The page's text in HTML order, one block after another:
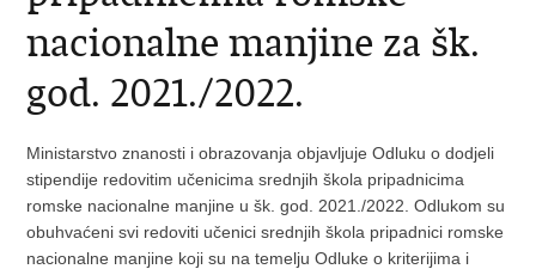
nacionalne manjine za šk.
god. 2021./2022.
Ministarstvo znanosti i obrazovanja objavljuje Odluku o dodjeli
stipendije redovitim učenicima srednjih škola pripadnicima
romske nacionalne manjine u šk. god. 2021./2022. Odlukom su
obuhvaćeni svi redoviti učenici srednjih škola pripadnici romske
nacionalne manjine koji su na temelju Odluke o kriterijima i